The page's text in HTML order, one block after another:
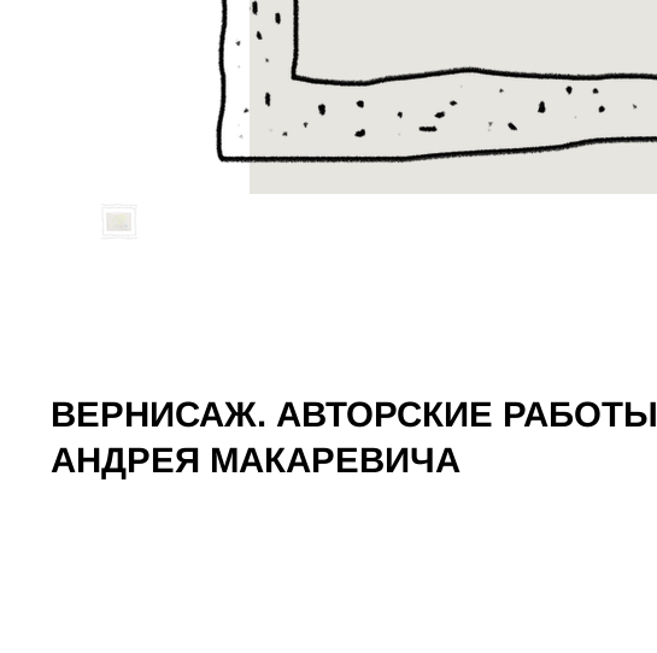
ВЕРНИСАЖ. АВТОРСКИЕ РАБОТЫ
АНДРЕЯ МАКАРЕВИЧА